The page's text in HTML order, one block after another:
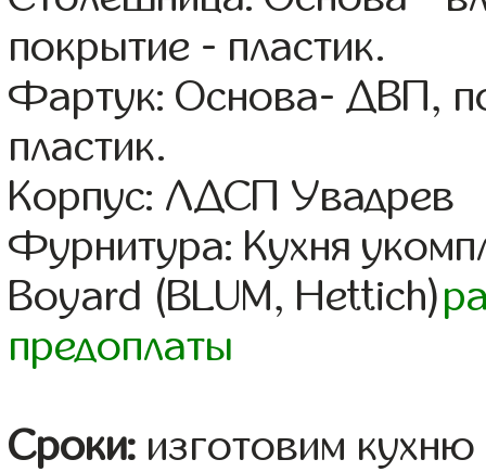
покрытие - пластик.
Фартук: Основа- ДВП,
пластик.
Корпус: ЛДСП Увадрев
Фурнитура: Кухня
Boyard (BLUM, Hettich)
предоплаты
Сроки: изготовим